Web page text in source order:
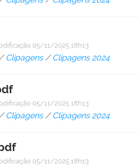
05/11/2025 18h13
Clipagens / Clipagens 2024
05/11/2025 18h13
Clipagens / Clipagens 2024
05/11/2025 18h13